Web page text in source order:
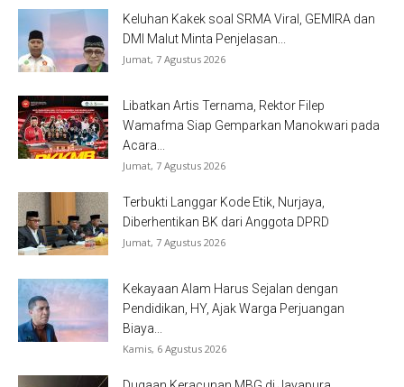
Keluhan Kakek soal SRMA Viral, GEMIRA dan
DMI Malut Minta Penjelasan...
Jumat, 7 Agustus 2026
Libatkan Artis Ternama, Rektor Filep
Wamafma Siap Gemparkan Manokwari pada
Acara...
Jumat, 7 Agustus 2026
Terbukti Langgar Kode Etik, Nurjaya,
Diberhentikan BK dari Anggota DPRD
Jumat, 7 Agustus 2026
Kekayaan Alam Harus Sejalan dengan
Pendidikan, HY, Ajak Warga Perjuangan
Biaya...
Kamis, 6 Agustus 2026